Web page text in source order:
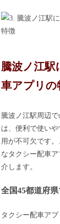
騰波ノ江駅
車アプリの
騰波ノ江駅周辺
は、便利で使い
用が不可欠です
なタクシー配車
介します。
全国45都道府
タクシー配車ア